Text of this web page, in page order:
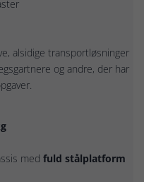
alsidige transportløsninger
og andre, der har
med fuld stålplatform